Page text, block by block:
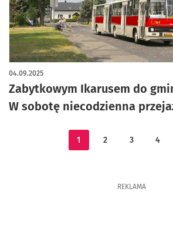
Zabytkowym Ikarusem do
W sobotę niecodzienna
04.09.2025
1 2 3 4
REKLAMA